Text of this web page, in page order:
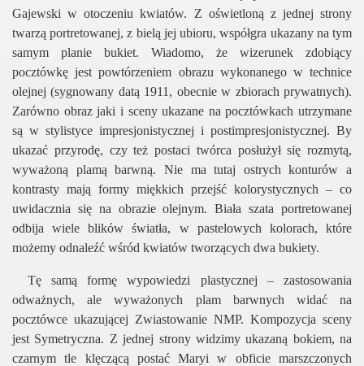
Gajewski w otoczeniu kwiatów. Z oświetloną z jednej strony
twarzą portretowanej, z bielą jej ubioru, współgra ukazany na tym
samym planie bukiet. Wiadomo, że wizerunek zdobiący
pocztówkę jest powtórzeniem obrazu wykonanego w technice
olejnej (sygnowany datą 1911, obecnie w zbiorach prywatnych).
Zarówno obraz jaki i sceny ukazane na pocztówkach utrzymane
są w stylistyce impresjonistycznej i postimpresjonistycznej. By
ukazać przyrodę, czy też postaci twórca posłużył się rozmytą,
wyważoną plamą barwną. Nie ma tutaj ostrych konturów a
kontrasty mają formy miękkich przejść kolorystycznych – co
uwidacznia się na obrazie olejnym. Biała szata portretowanej
odbija wiele blików światła, w pastelowych kolorach, które
możemy odnaleźć wśród kwiatów tworzących dwa bukiety.
Tę samą formę wypowiedzi plastycznej – zastosowania
odważnych, ale wyważonych plam barwnych widać na
pocztówce ukazującej Zwiastowanie NMP. Kompozycja sceny
jest Symetryczna. Z jednej strony widzimy ukazaną bokiem, na
czarnym tle klęczącą postać Maryi w obficie marszczonych